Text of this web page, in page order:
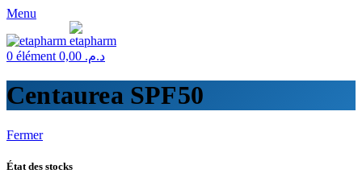
Menu
0 élément د.م.
Centaurea SPF50
Fermer
État des stocks